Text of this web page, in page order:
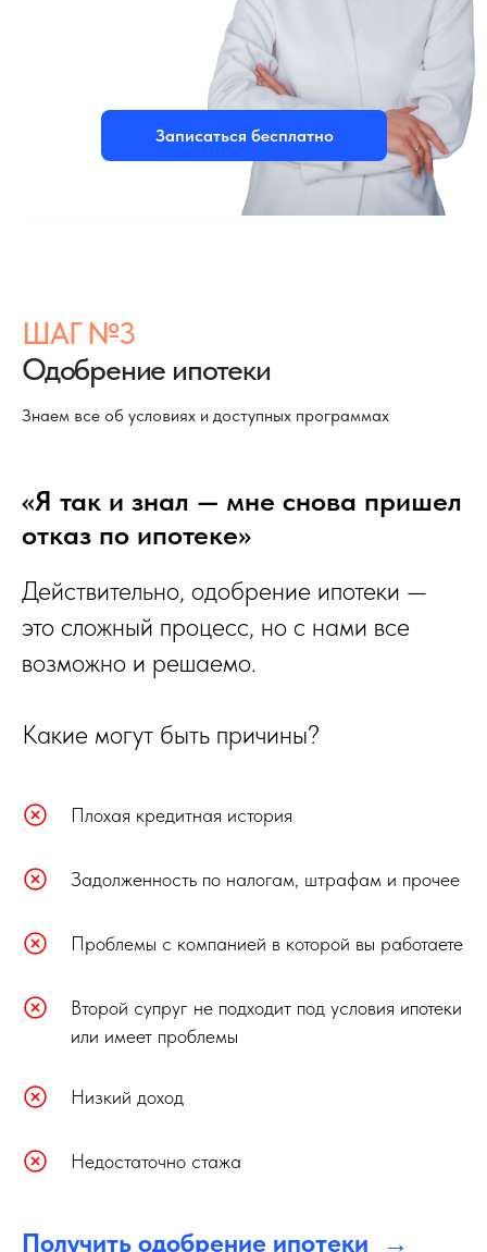
Записаться бесплатно
Знаем все об условиях и доступных программах
ШАГ №3
Одобрение ипотеки
«Я так и знал — мне снова пришел
отказ по ипотеке»
Действительно, одобрение ипотеки —
это сложный процесс, но с нами все
возможно и решаемо.
Какие могут быть причины?
Плохая кредитная история
Задолженность по налогам, штрафам и прочее
Проблемы с компанией в которой вы работаете
Второй супруг не подходит под условия ипотеки
или имеет проблемы
Низкий доход
Недостаточно стажа
Получить одобрение ипотеки